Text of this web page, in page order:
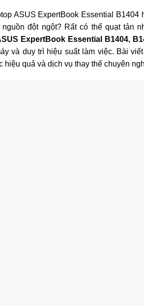
ASUS ExpertBook Essential
đột ngột? Rất có thể quạt tản
ExpertBook Essential B1404,
và duy trì hiệu suất làm việc. Bài
hiệu quả và dịch vụ thay thế chuyên